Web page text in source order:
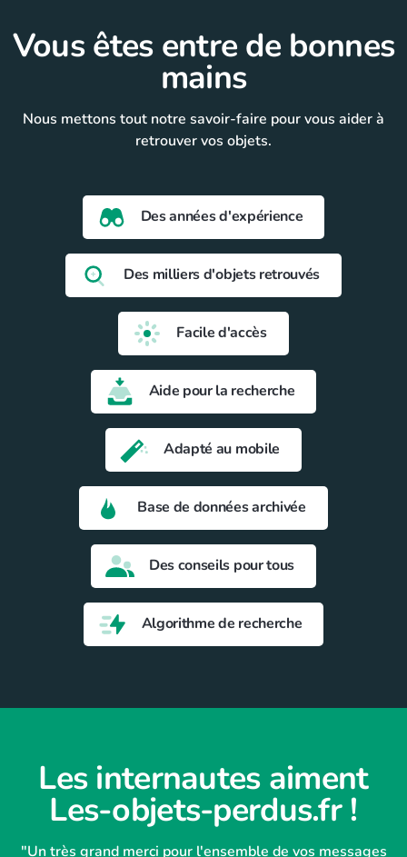
Vous êtes entre de bonnes
mains
Nous mettons tout notre savoir-faire pour vous aider à
retrouver vos objets.
Des années d'expérience
Des milliers d'objets retrouvés
Facile d'accès
Aide pour la recherche
Adapté au mobile
Base de données archivée
Des conseils pour tous
Algorithme de recherche
Les internautes aiment
Les-objets-perdus.fr !
"Un très grand merci pour l'ensemble de vos messages